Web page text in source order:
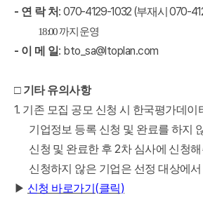
- 연 락 처:070-4129-1032 (부재시 070-
18:00까지 운영
- 이 메 일: bto_sa@ltoplan.com
□ 기타 유의사항
1. 기존 모집 공모 신청 시 한국평가데이
기업정보 등록 신청 및 완료를 하지
신청 및 완료한 후 2차 심사에 신청
신청하지 않은 기업은 선정 대상에
▶ 신청 바로가기 (클릭)